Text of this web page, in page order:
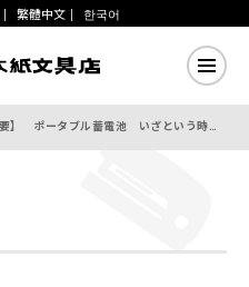
繁體中文 한국어
【IT機器の要】 ポータブル蓄電池 いざという時の備えに。